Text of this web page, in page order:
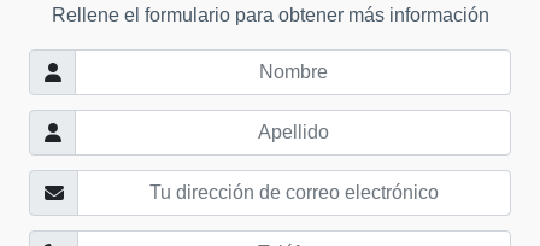
Valencia Beach Area
Mislata
Castellon Region
Rellene el formulario para obtener más información